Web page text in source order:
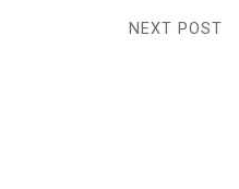
NEXT POST